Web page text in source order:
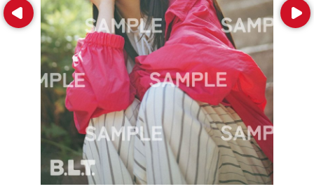
Prev Next